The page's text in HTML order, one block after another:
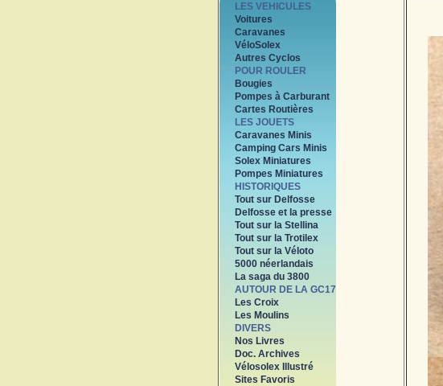
LES VEHICULES
Voitures
Caravanes
VéloSolex
Autres Cyclos
POUR ROULER
Bougies
Pompes à Carburant
Cartes Routières
LES JOUETS
Caravanes Minis
Camping Cars Minis
Solex Miniatures
Pompes Miniatures
HISTORIQUES
Tout sur Delfosse
Delfosse et la presse
Tout sur la Stellina
Tout sur la Trotilex
Tout sur la Véloto
5000 néerlandais
La saga du 3800
AUTOUR DE LA GC17
Les Croix
Les Moulins
DIVERS
Nos Livres
Doc. Archives
Vélosolex Illustré
Sites Favoris